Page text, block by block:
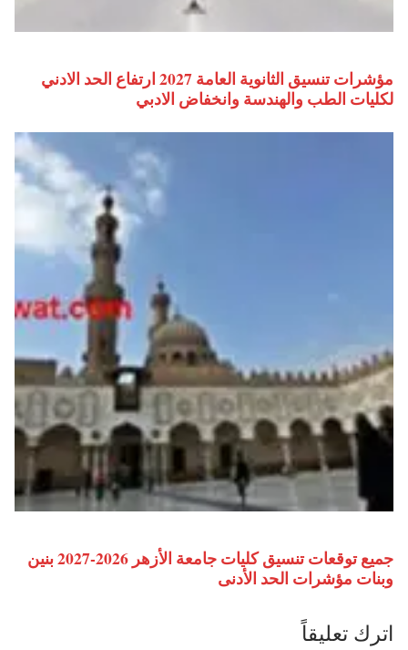
مؤشرات تنسيق الثانوية العامة 2027 ارتفاع الحد الادني
لكليات الطب والهندسة وانخفاض الادبي
جميع توقعات تنسيق كليات جامعة الأزهر 2026-2027 بنين
وبنات مؤشرات الحد الأدنى
اترك تعليقاً